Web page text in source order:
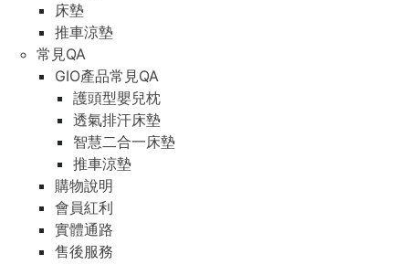
床墊
推車涼墊
常見QA
GIO產品常見QA
護頭型嬰兒枕
透氣排汗床墊
智慧二合一床墊
推車涼墊
購物說明
會員紅利
實體通路
售後服務